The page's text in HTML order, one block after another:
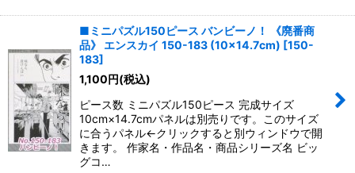
■ミニパズル150ピース バンビーノ！ 《廃番商
品》 エンスカイ 150-183 (10×14.7cm) [150-
183]
1,100円(税込)
ピース数 ミニパズル150ピース 完成サイズ
10cm×14.7cmパネルは別売りです。このサイズ
に合うパネル←クリックすると別ウィンドウで開
きます。 作家名・作品名・商品シリーズ名 ビッ
グコ…